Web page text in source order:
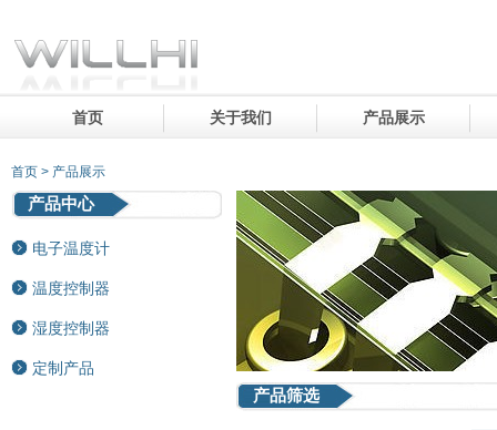
首页 关于我们 产品展示
首页 > 产品展示
产品中心
电子温度计
温度控制器
湿度控制器
定制产品
产品筛选